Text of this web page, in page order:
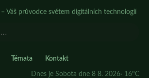
– Váš průvodce světem digitálních technologií
Témata Kontakt
Dnes je Sobota dne 8 8. 2026· 16°C